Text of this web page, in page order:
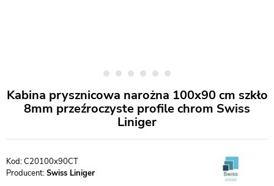
Kabina prysznicowa narożna 100x90 cm szkło
8mm przeźroczyste profile chrom Swiss
Liniger
C20100x90CT
Producent:Swiss Liniger